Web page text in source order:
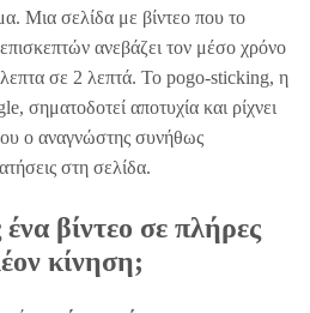
Μια σελίδα με βίντεο που το
ανεβάζει τον μέσο χρόνο
σε 2 λεπτά. Το pogo-sticking, η
σηματοδοτεί αποτυχία και ρίχνει
ο αναγνώστης συνήθως
στη σελίδα.
βίντεο σε πλήρες
κίνηση;